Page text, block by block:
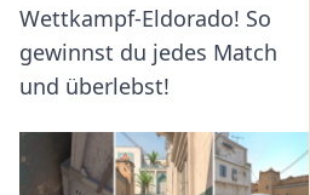
Wettkampf-Eldorado! So
gewinnst du jedes Match
und überlebst!